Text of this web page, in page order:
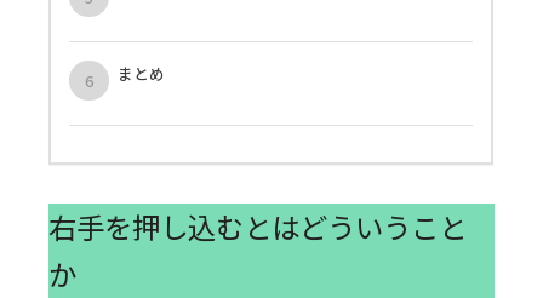
まとめ
右手を押し込むとはどういうこと
か